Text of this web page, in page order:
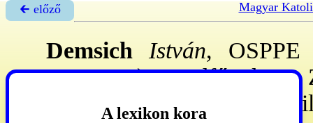
🡰 előző Magyar
Demsich István, OSPPE
11.-1743.): rendfőnök. -
Remetén lépett a r-be. A
A lexikon kora